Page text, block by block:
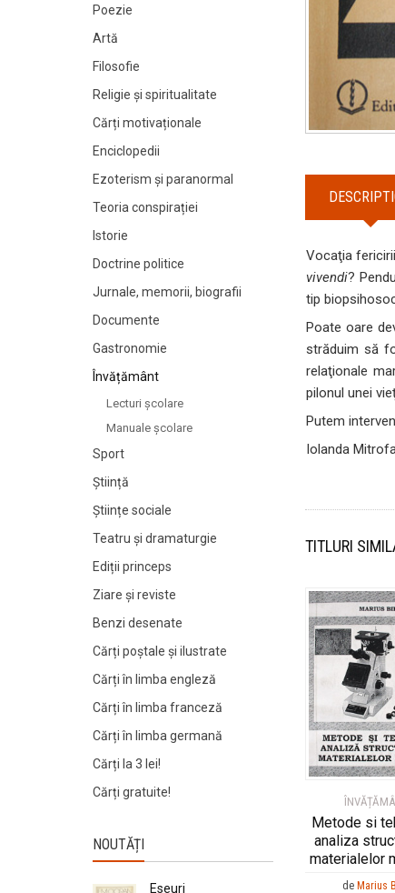
Vocaţia
vivendi?
tip
Poate oare
străduim să
relaţionale
pilonul unei
Putem
Iolanda
TITLURI
Metode si
analiza
materialelor
de Marius
Poezie
Artă
Filosofie
Religie și spiritualitate
Cărți motivaționale
Enciclopedii
Ezoterism și paranormal
Teoria conspirației
Istorie
Doctrine politice
Jurnale, memorii, biografii
Documente
Gastronomie
Învățământ
Lecturi şcolare
Manuale şcolare
Sport
Știință
Științe sociale
Teatru și dramaturgie
Ediții princeps
Ziare şi reviste
Benzi desenate
Cărți poștale și ilustrate
Cărți în limba engleză
Cărți în limba franceză
Cărți în limba germană
Cărți la 3 lei!
Cărți gratuite!
NOUTĂȚI
Eseuri